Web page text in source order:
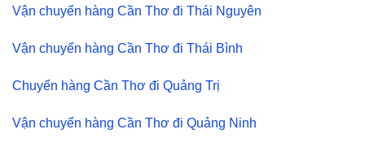
Vận chuyển hàng Cần Thơ đi Thái Nguyên
Vận chuyển hàng Cần Thơ đi Thái Bình
Chuyển hàng Cần Thơ đi Quảng Trị
Vận chuyển hàng Cần Thơ đi Quảng Ninh